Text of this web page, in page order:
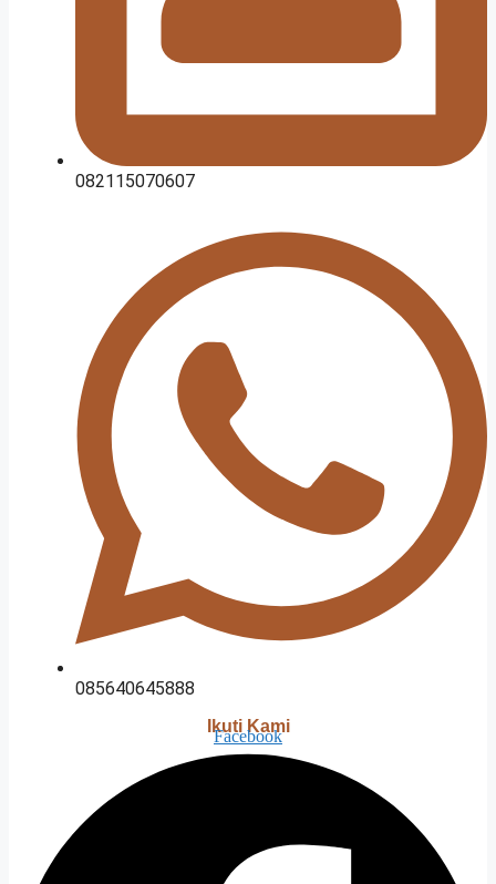
082115070607
085640645888
Ikuti Kami
Facebook